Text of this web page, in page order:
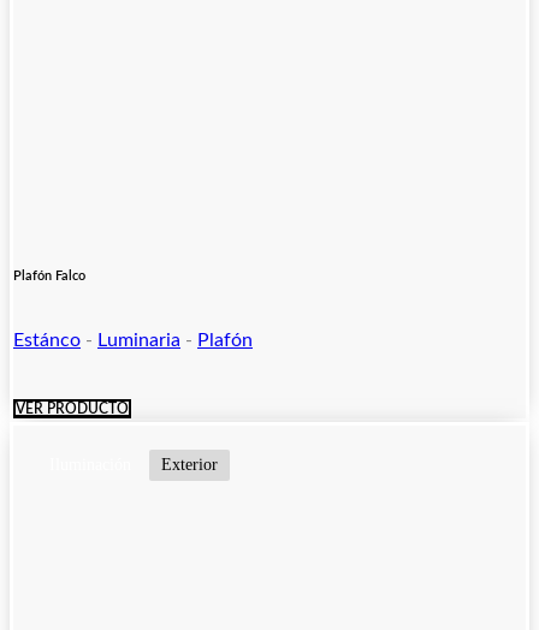
Plafón Falco
Estánco - Luminaria - Plafón
VER PRODUCTO
Exterior